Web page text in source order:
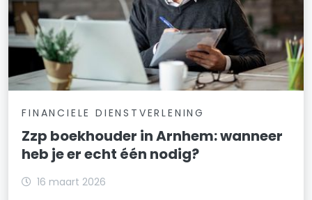
FINANCIELE DIENSTVERLENING
Zzp boekhouder in Arnhem: wanneer
heb je er echt één nodig?
16 maart 2026